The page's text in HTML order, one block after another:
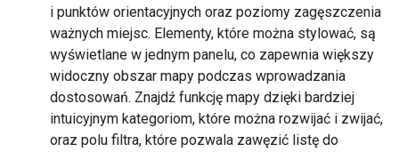
i punktów orientacyjnych oraz poziomy zagęszczenia
ważnych miejsc. Elementy, które można stylować, są
wyświetlane w jednym panelu, co zapewnia większy
widoczny obszar mapy podczas wprowadzania
dostosowań. Znajdź funkcję mapy dzięki bardziej
intuicyjnym kategoriom, które można rozwijać i zwijać,
oraz polu filtra, które pozwala zawęzić listę do